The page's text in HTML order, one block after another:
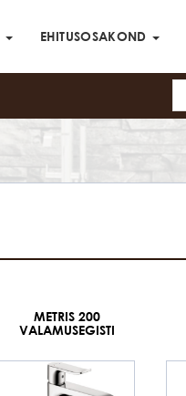
EHITUSOSAKOND
METRIS 200
VALAMUSEGISTI